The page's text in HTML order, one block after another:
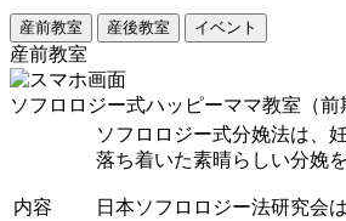
産前教室 産後教室 イベント
産前教室
ソフロロジー式ハッピーママ教室（前
内容
ソフロロジー式分娩法は、
落ち着いた素晴らしい分娩
日本ソフロロジー法研究会は